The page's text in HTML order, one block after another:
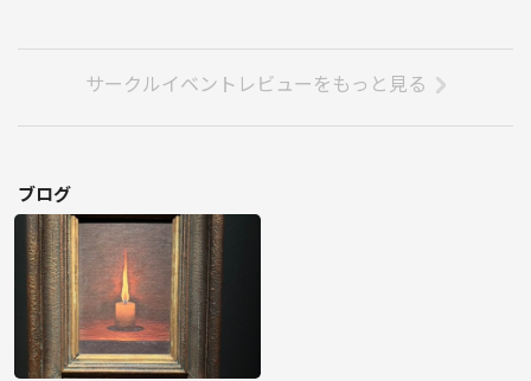
サークルイベントレビューをもっと見る
ブログ